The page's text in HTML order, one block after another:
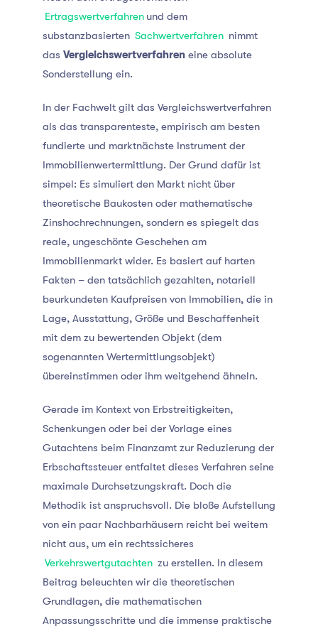
Ertragswertverfahren und dem
substanzbasierten Sachwertverfahren nimmt
das Vergleichswertverfahren eine absolute
Sonderstellung ein.
In der Fachwelt gilt das Vergleichswertverfahren
als das transparenteste, empirisch am besten
fundierte und marktnächste Instrument der
Immobilienwertermittlung. Der Grund dafür ist
simpel: Es simuliert den Markt nicht über
theoretische Baukosten oder mathematische
Zinshochrechnungen, sondern es spiegelt das
reale, ungeschönte Geschehen am
Immobilienmarkt wider. Es basiert auf harten
Fakten – den tatsächlich gezahlten, notariell
beurkundeten Kaufpreisen von Immobilien, die in
Lage, Ausstattung, Größe und Beschaffenheit
mit dem zu bewertenden Objekt (dem
sogenannten Wertermittlungsobjekt)
übereinstimmen oder ihm weitgehend ähneln.
Gerade im Kontext von Erbstreitigkeiten,
Schenkungen oder bei der Vorlage eines
Gutachtens beim Finanzamt zur Reduzierung der
Erbschaftssteuer entfaltet dieses Verfahren seine
maximale Durchsetzungskraft. Doch die
Methodik ist anspruchsvoll. Die bloße Aufstellung
von ein paar Nachbarhäusern reicht bei weitem
nicht aus, um ein rechtssicheres
Verkehrswertgutachten zu erstellen. In diesem
Beitrag beleuchten wir die theoretischen
Grundlagen, die mathematischen
Anpassungsschritte und die immense praktische